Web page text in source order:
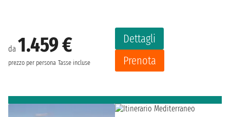
da 1.459 €
prezzo per persona Tasse incluse
Dettagli
Prenota